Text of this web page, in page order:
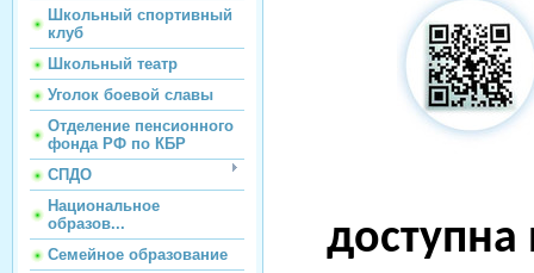
Школьный спортивный
клуб
Школьный театр
Уголок боевой славы
Отделение пенсионного
фонда РФ по КБР
СПДО
Национальное
образов...
Семейное образование
доступна